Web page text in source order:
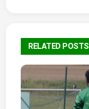
g
s
n
RELATED POSTS